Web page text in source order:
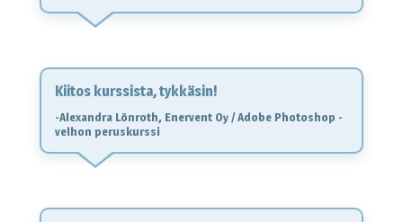
Kiitos kurssista, tykkäsin!
-Alexandra Lönroth, Enervent Oy / Adobe Photoshop -
velhon peruskurssi